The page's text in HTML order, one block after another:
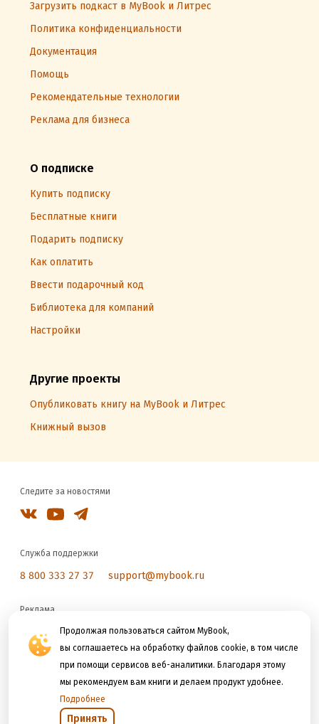
Продолжая пользоваться сайтом MyBook,
вы соглашаетесь на обработку файлов cookie, в том числе
при помощи сервисов веб-аналитики. Благодаря этому
мы рекомендуем вам книги и делаем продукт удобнее.
Подробнее
Принять
Загрузить подкаст в MyBook и Литрес
Политика конфиденциальности
Документация
Помощь
Рекомендательные технологии
Реклама для бизнеса
О подписке
Купить подписку
Бесплатные книги
Подарить подписку
Как оплатить
Ввести подарочный код
Библиотека для компаний
Настройки
Другие проекты
Опубликовать книгу на MyBook и Литрес
Книжный вызов
Следите за новостями
Служба поддержки
8 800 333 27 37 support@mybook.ru
Реклама
reklama@litres.ru
Мы принимаем к оплате